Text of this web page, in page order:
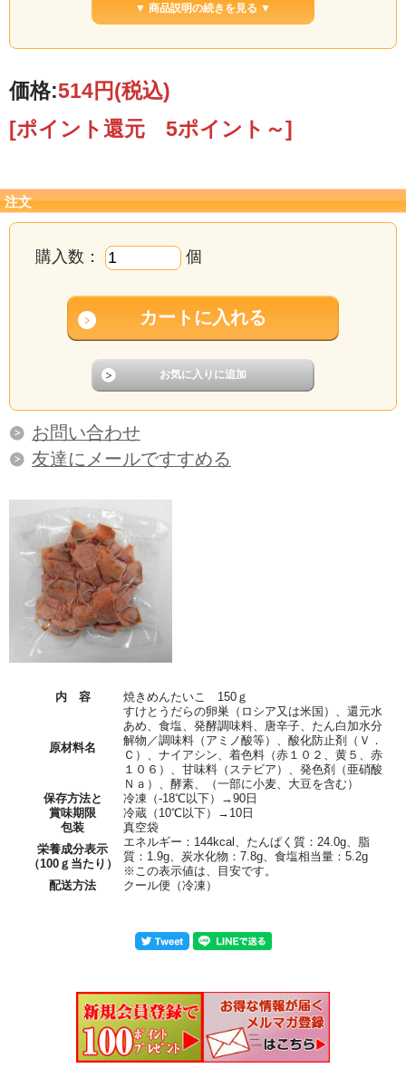
博多明太子メーカー千曲屋（ちくまや）の焼きめんたいこ！
▼ 商品説明の続きを見る ▼
価格:514円(税込)
[ポイント還元 5ポイント～]
注文
購入数： 個
お問い合わせ
友達にメールですすめる
内 容 焼きめんたいこ 150ｇ
原材料名
すけとうだらの卵巣（ロシア又は米国）、還元水
あめ、食塩、発酵調味料、唐辛子、たん白加水分
解物／調味料（アミノ酸等）、酸化防止剤（Ｖ．
Ｃ）、ナイアシン、着色料（赤１０２、黄５、赤
１０６）、甘味料（ステビア）、発色剤（亜硝酸
Ｎａ）、酵素、（一部に小麦、大豆を含む）
保存方法と
賞味期限
冷凍（-18℃以下）→90日
冷蔵（10℃以下）→10日
包装
真空袋
栄養成分表示
（100ｇ当たり）
エネルギー：144kcal、たんぱく質：24.0g、脂
質：1.9g、炭水化物：7.8g、食塩相当量：5.2g
※この表示値は、目安です。
配送方法
クール便（冷凍）